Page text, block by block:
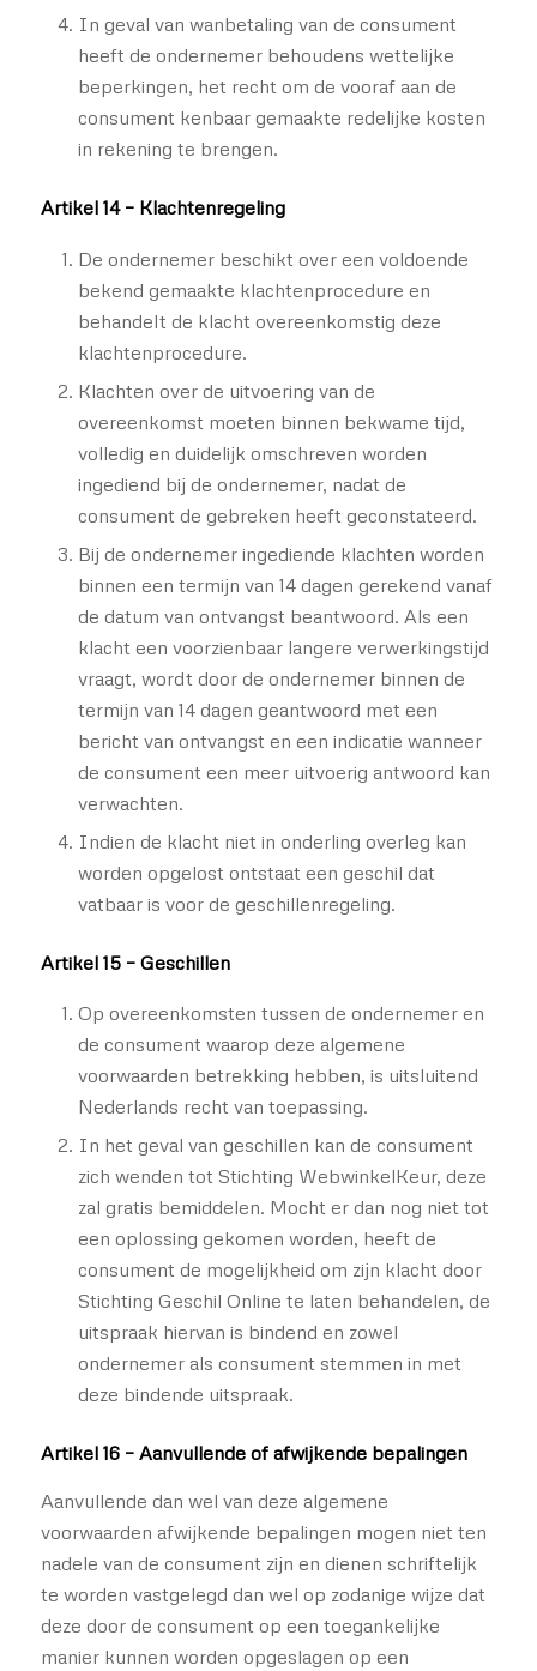
In geval van wanbetaling van de consument
heeft de ondernemer behoudens wettelijke
beperkingen, het recht om de vooraf aan de
consument kenbaar gemaakte redelijke kosten
in rekening te brengen.
Artikel 14 – Klachtenregeling
De ondernemer beschikt over een voldoende
bekend gemaakte klachtenprocedure en
behandelt de klacht overeenkomstig deze
klachtenprocedure.
Klachten over de uitvoering van de
overeenkomst moeten binnen bekwame tijd,
volledig en duidelijk omschreven worden
ingediend bij de ondernemer, nadat de
consument de gebreken heeft geconstateerd.
Bij de ondernemer ingediende klachten worden
binnen een termijn van 14 dagen gerekend vanaf
de datum van ontvangst beantwoord. Als een
klacht een voorzienbaar langere verwerkingstijd
vraagt, wordt door de ondernemer binnen de
termijn van 14 dagen geantwoord met een
bericht van ontvangst en een indicatie wanneer
de consument een meer uitvoerig antwoord kan
verwachten.
Indien de klacht niet in onderling overleg kan
worden opgelost ontstaat een geschil dat
vatbaar is voor de geschillenregeling.
Artikel 15 – Geschillen
Op overeenkomsten tussen de ondernemer en
de consument waarop deze algemene
voorwaarden betrekking hebben, is uitsluitend
Nederlands recht van toepassing.
In het geval van geschillen kan de consument
zich wenden tot Stichting WebwinkelKeur, deze
zal gratis bemiddelen. Mocht er dan nog niet tot
een oplossing gekomen worden, heeft de
consument de mogelijkheid om zijn klacht door
Stichting Geschil Online te laten behandelen, de
uitspraak hiervan is bindend en zowel
ondernemer als consument stemmen in met
deze bindende uitspraak.
Artikel 16 – Aanvullende of afwijkende bepalingen
Aanvullende dan wel van deze algemene
voorwaarden afwijkende bepalingen mogen niet ten
nadele van de consument zijn en dienen schriftelijk
te worden vastgelegd dan wel op zodanige wijze dat
deze door de consument op een toegankelijke
manier kunnen worden opgeslagen op een